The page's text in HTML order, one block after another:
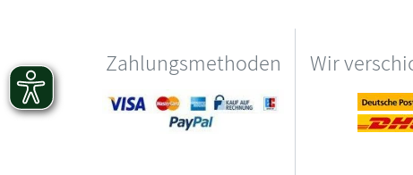
Zahlungsmethoden Wir